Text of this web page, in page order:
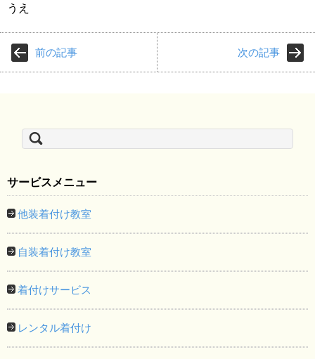
うえ
前の記事 次の記事
索:
サービスメニュー
他装着付け教室
自装着付け教室
着付けサービス
レンタル着付け